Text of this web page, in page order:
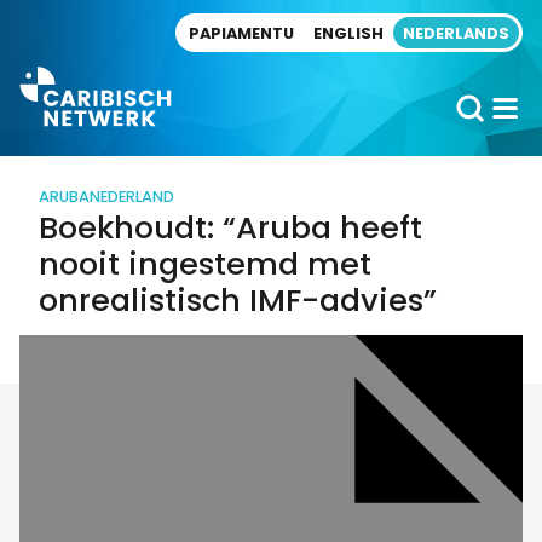
PAPIAMENTU ENGLISH NEDERLANDS
ARUBANEDERLAND
Boekhoudt: “Aruba heeft
nooit ingestemd met
onrealistisch IMF-advies”